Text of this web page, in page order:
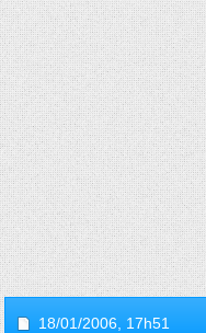
18/01/2006, 17h51